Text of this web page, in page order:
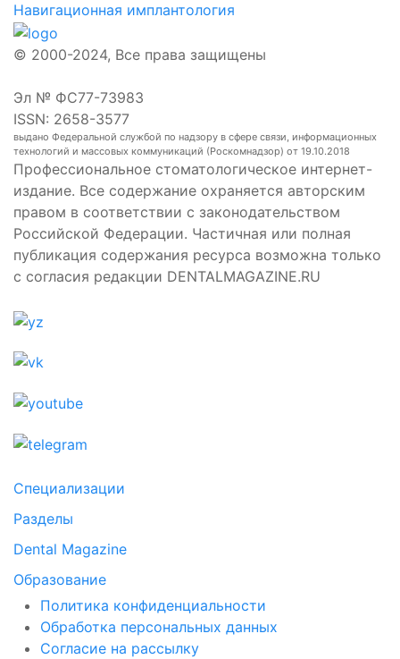
Навигационная имплантология
© 2000-2024, Все права защищены
Эл № ФС77-73983
ISSN: 2658-3577
выдано Федеральной службой по надзору в сфере связи, информационных
технологий и массовых коммуникаций (Роскомнадзор) от 19.10.2018
Профессиональное стоматологическое интернет-
издание. Все содержание охраняется авторским
правом в соответствии с законодательством
Российской Федерации. Частичная или полная
публикация содержания ресурса возможна только
с согласия редакции DENTALMAGAZINE.RU
Специализации
Разделы
Dental Magazine
Образование
Политика конфиденциальности
Обработка персональных данных
Согласие на рассылку